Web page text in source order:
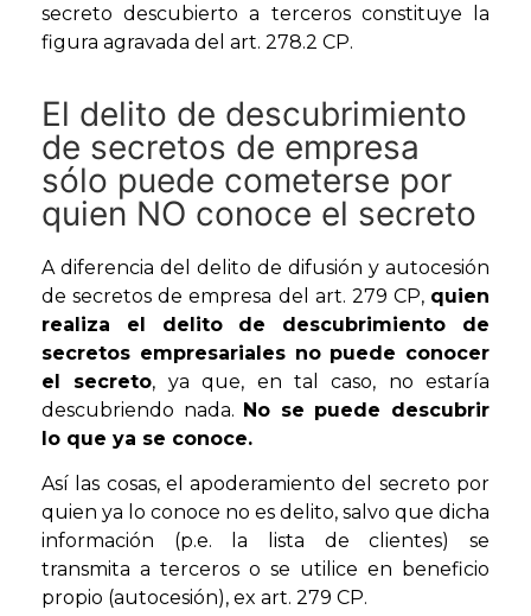
secreto descubierto a terceros constituye la
figura agravada del art. 278.2 CP.
El delito de descubrimiento
de secretos de empresa
sólo puede cometerse por
quien NO conoce el secreto
A diferencia del delito de difusión y autocesión
de secretos de empresa del art. 279 CP, quien
realiza el delito de descubrimiento de
secretos empresariales no puede conocer
el secreto, ya que, en tal caso, no estaría
descubriendo nada. No se puede descubrir
lo que ya se conoce.
Así las cosas, el apoderamiento del secreto por
quien ya lo conoce no es delito, salvo que dicha
información (p.e. la lista de clientes) se
transmita a terceros o se utilice en beneficio
propio (autocesión), ex art. 279 CP.